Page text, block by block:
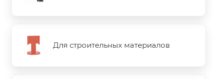
Для строительных материалов